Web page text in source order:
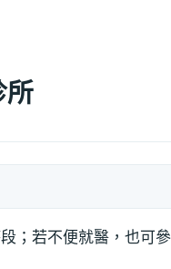
所
；若不便就醫，也可